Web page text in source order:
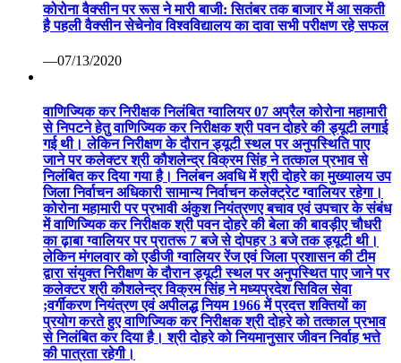
कोरोना वैक्सीन पर रूस ने मारी बाजी: सितंबर तक बाजार में आ सकती
है पहली वैक्सीन सेचेनोव विश्वविद्यालय का दावा सभी परीक्षण रहे सफल
—07/13/2020
वाणिज्यिक कर निरीक्षक निलंबित ग्वालियर 07 अप्रैल कोरोना महामारी
से निपटने हेतु वाणिज्यिक कर निरीक्षक श्री पवन दोहरे की ड्यूटी लगाई
गई थी। लेकिन निरीक्षण के दौरान ड्यूटी स्थल पर अनुपस्थिति पाए
जाने पर कलेक्टर श्री कौशलेन्द्र विक्रम सिंह ने तत्काल प्रभाव से
निलंबित कर दिया गया है। निलंबन अवधि में श्री दोहरे का मुख्यालय उप
जिला निर्वाचन अधिकारी सामान्य निर्वाचन कलेक्ट्रेट ग्वालियर रहेगा।
कोरोना महामारी पर प्रभावी अंकुश नियंत्रणए बचाव एवं उपचार के संबंध
में वाणिज्यिक कर निरीक्षक श्री पवन दोहरे की बेला की बावड़ीए चौधरी
का ढ़ाबा ग्वालियर पर प्रातरू 7 बजे से दोपहर 3 बजे तक ड्यूटी थी।
लेकिन मंगलवार को एडीजी ग्वालियर रेंज एवं जिला प्रशासन की टीम
द्वारा संयुक्त निरीक्षण के दौरान ड्यूटी स्थल पर अनुपस्थित पाए जाने पर
कलेक्टर श्री कौशलेन्द्र विक्रम सिंह ने मध्यप्रदेश सिविल सेवा
;वर्गीकरण नियंत्रण एवं अपीलद्ध नियम 1966 में प्रदत्त शक्तियों का
प्रयोग करते हुए वाणिज्यिक कर निरीक्षक श्री दोहरे को तत्काल प्रभाव
से निलंबित कर दिया है। श्री दोहरे को नियमानुसार जीवन निर्वाह भत्ते
की पात्रता रहेगी।